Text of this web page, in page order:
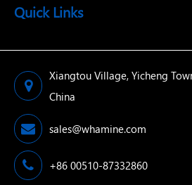
Quick Links
Xiangtou Village, Yicheng
China
sales@whamine.com
+86 00510-87332860